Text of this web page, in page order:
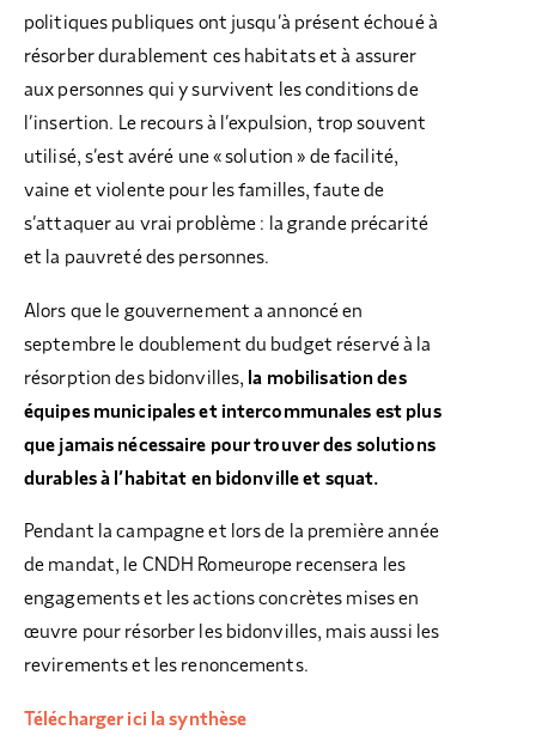
politiques publiques ont jusqu’à présent échoué à
résorber durablement ces habitats et à assurer
aux personnes qui y survivent les conditions de
l’insertion. Le recours à l’expulsion, trop souvent
utilisé, s’est avéré une « solution » de facilité,
vaine et violente pour les familles, faute de
s’attaquer au vrai problème : la grande précarité
et la pauvreté des personnes.
Alors que le gouvernement a annoncé en
septembre le doublement du budget réservé à la
résorption des bidonvilles, la mobilisation des
équipes municipales et intercommunales est plus
que jamais nécessaire pour trouver des solutions
durables à l’habitat en bidonville et squat.
Pendant la campagne et lors de la première année
de mandat, le CNDH Romeurope recensera les
engagements et les actions concrètes mises en
œuvre pour résorber les bidonvilles, mais aussi les
revirements et les renoncements.
Télécharger ici la synthèse